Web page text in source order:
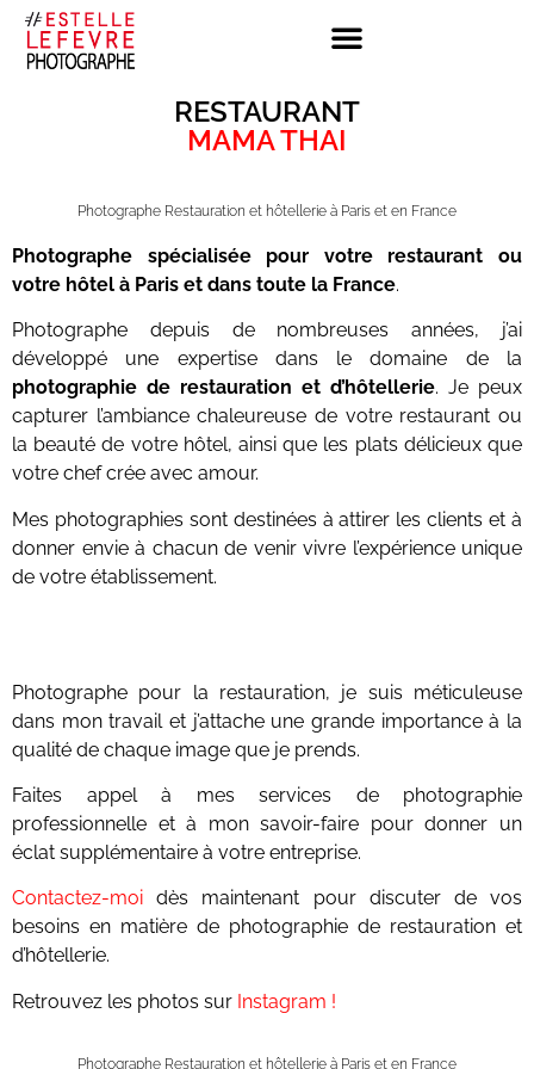
RESTAURANT
MAMA THAI
Photographe Restauration et hôtellerie à Paris et en France
Photographe spécialisée pour votre restaurant ou
votre hôtel à Paris et dans toute la France.
Photographe depuis de nombreuses années, j’ai
développé une expertise dans le domaine de la
photographie de restauration et d’hôtellerie. Je peux
capturer l’ambiance chaleureuse de votre restaurant ou
la beauté de votre hôtel, ainsi que les plats délicieux que
votre chef crée avec amour.
Mes photographies sont destinées à attirer les clients et à
donner envie à chacun de venir vivre l’expérience unique
de votre établissement.
Photographe pour la restauration, je suis méticuleuse
dans mon travail et j’attache une grande importance à la
qualité de chaque image que je prends.
Faites appel à mes services de photographie
professionnelle et à mon savoir-faire pour donner un
éclat supplémentaire à votre entreprise.
Contactez-moi dès maintenant pour discuter de vos
besoins en matière de photographie de restauration et
d’hôtellerie.
Retrouvez les photos sur Instagram !
Photographe Restauration et hôtellerie à Paris et en France